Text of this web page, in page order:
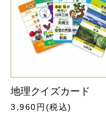
地理クイズカード
3,960円(税込)